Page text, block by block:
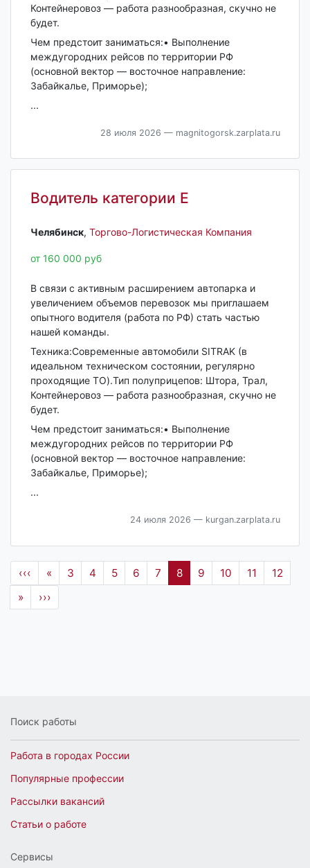
Контейнеровоз — работа разнообразная, скучно не
будет.
Чем предстоит заниматься:• Выполнение
междугородних рейсов по территории РФ
(основной вектор — восточное направление:
Забайкалье, Приморье);
...
28 июля 2026 — magnitogorsk.zarplata.ru
Водитель категории Е
Челябинск‎, Торгово-Логистическая Компания
от 160 000 руб
В связи с активным расширением автопарка и
увеличением объемов перевозок мы приглашаем
опытного водителя (работа по РФ) стать частью
нашей команды.
Техника:Современные автомобили SITRAK (в
идеальном техническом состоянии, регулярно
проходящие ТО).Тип полуприцепов: Штора, Трал,
Контейнеровоз — работа разнообразная, скучно не
будет.
Чем предстоит заниматься:• Выполнение
междугородних рейсов по территории РФ
(основной вектор — восточное направление:
Забайкалье, Приморье);
...
24 июля 2026 — kurgan.zarplata.ru
‹‹‹ « 3 4 5 6 7 8 9 10 11
12
»
›››
Поиск работы
Работа в городах России
Популярные профессии
Рассылки вакансий
Статьи о работе
Сервисы